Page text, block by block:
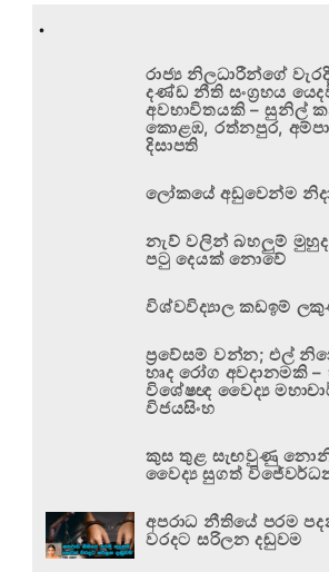
.
රාජ්‍ය නිලධාරීන්ගේ
දණ්ඩ නීති සංග්‍රහය
අවභාවිතයකි – සුනිල්
කොළඹ, රත්නපුර,
දිසාපති
ලෝකයේ අඩුවෙන්ම
නැව් වලින් බහලුම්
පටු දෙයක් නොවේ
විශ්වවිද්‍යාල කඩඉම්
ප්‍රවේසම් වන්න; එල්
හෘද රෝග අවදානමකි –
විශේෂඥ වෛද්‍ය
විජයසිංහ
කුස තුළ සැඟවුණු
වෛද්‍ය සුගත්
අපරාධ නීතියේ පරම
වරදට සරිලන දඬුවම